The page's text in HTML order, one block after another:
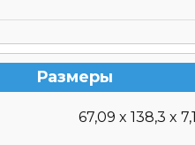
Размеры
67,09 x 138,3 x 7,1